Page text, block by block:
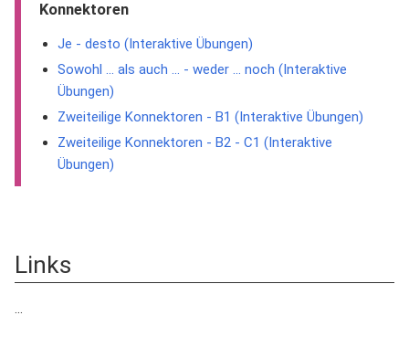
Konnektoren
Je - desto (Interaktive Übungen)
Sowohl ... als auch ... - weder ... noch (Interaktive
Übungen)
Zweiteilige Konnektoren - B1 (Interaktive Übungen)
Zweiteilige Konnektoren - B2 - C1 (Interaktive
Übungen)
Links
...